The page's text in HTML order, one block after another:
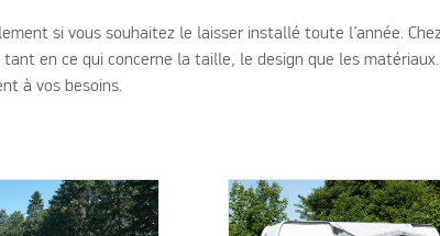
si vous souhaitez le laisser installé toute l’année.
en ce qui concerne la taille, le design que les
à vos besoins.